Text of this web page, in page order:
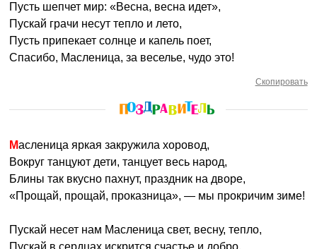
Пусть шепчет мир: «Весна, весна идет»,
Пускай грачи несут тепло и лето,
Пусть припекает солнце и капель поет,
Спасибо, Масленица, за веселье, чудо это!
Скопировать
Масленица яркая закружила хоровод,
Вокруг танцуют дети, танцует весь народ,
Блины так вкусно пахнут, праздник на дворе,
«Прощай, прощай, проказница», — мы прокричим зиме!
Пускай несет нам Масленица свет, весну, тепло,
Пускай в сердцах искрится счастье и добро,